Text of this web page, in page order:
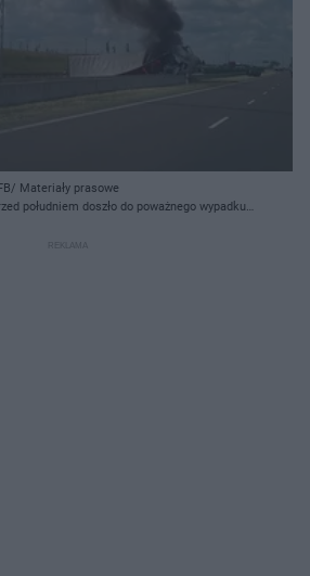
Materiały prasowe
południem doszło do poważnego wypadku
w płomieniach. Droga S8 jest zablokowana